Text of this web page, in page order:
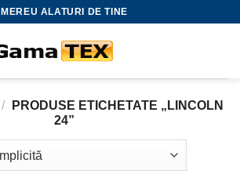
MEREU ALATURI DE TINE
/
PRODUSE ETICHETATE „LINCOLN
24”